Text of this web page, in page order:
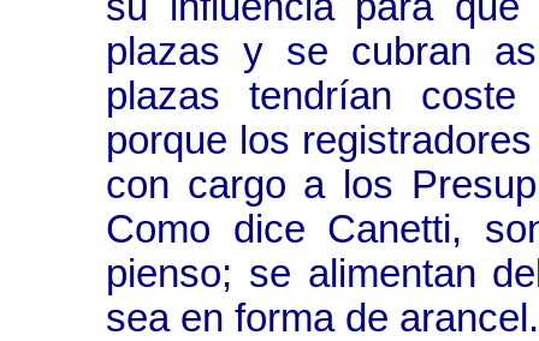
plazas y se cubran
plazas tendrían
porque los
con cargo a los
Como dice Canetti,
pienso; se alimentan
sea en forma de